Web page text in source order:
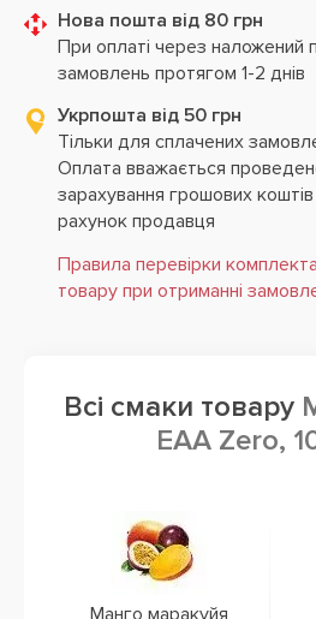
Нова пошта від 80 грн
При оплаті через наложений
замовлень протягом 1-2 днів
Укрпошта від 50 грн
Тільки для сплачених
Оплата вважається
зарахування грошових коштів
рахунок продавця
Правила перевірки
товару при отриманні
Всі смаки товару
EAA Zero,
Манго маракуйя